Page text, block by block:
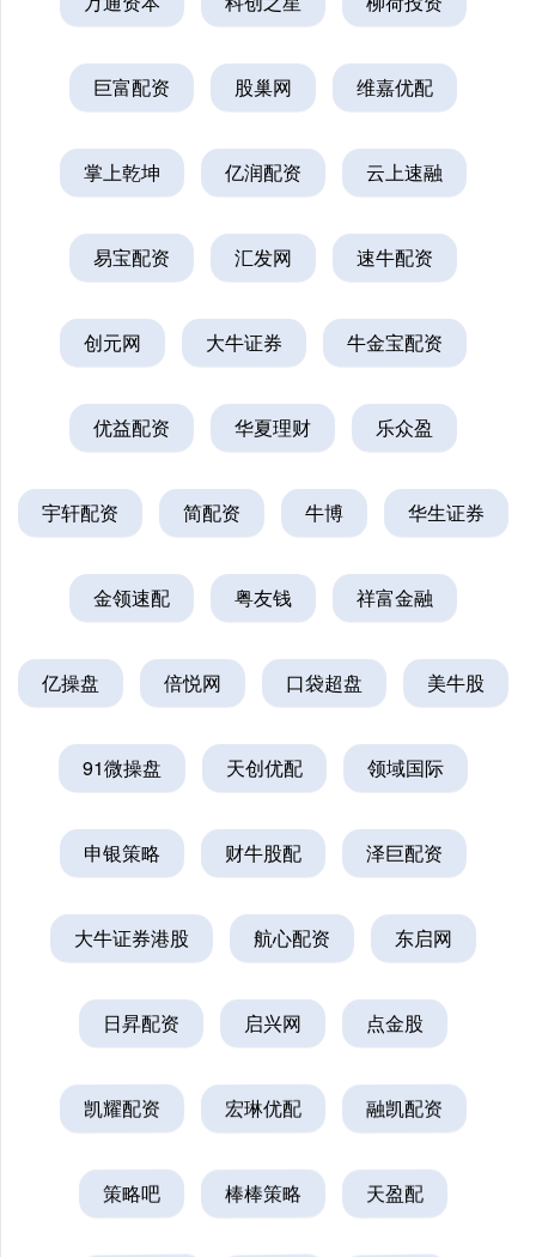
巨富配资 股巢网 维嘉优配
掌上乾坤 亿润配资 云上速融
易宝配资 汇发网 速牛配资
创元网 大牛证券 牛金宝配资
优益配资 华夏理财 乐众盈
宇轩配资 简配资 牛博 华生证券
金领速配 粤友钱 祥富金融
亿操盘 倍悦网 口袋超盘 美牛股
91微操盘 天创优配 领域国际
申银策略 财牛股配 泽巨配资
大牛证券港股 航心配资 东启网
日昇配资 启兴网 点金股
凯耀配资 宏琳优配 融凯配资
策略吧 棒棒策略 天盈配